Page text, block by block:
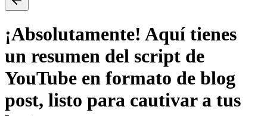
¡Absolutamente! Aquí tienes
un resumen del script de
YouTube en formato de blog
post, listo para cautivar a tus